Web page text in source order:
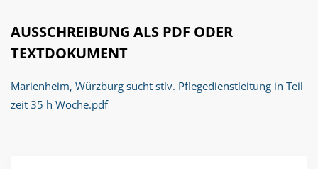
AUSSCHREIBUNG ALS PDF ODER
TEXTDOKUMENT
Marienheim, Würzburg sucht stlv. Pflegedienstleitung in Teil
zeit 35 h Woche.pdf